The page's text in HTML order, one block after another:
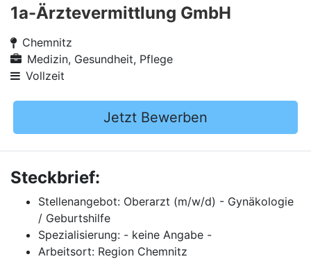
1a-Ärztevermittlung GmbH
Chemnitz
Medizin, Gesundheit, Pflege
Vollzeit
Jetzt Bewerben
Steckbrief:
Stellenangebot: Oberarzt (m/w/d) - Gynäkologie
/ Geburtshilfe
Spezialisierung: - keine Angabe -
Arbeitsort: Region Chemnitz